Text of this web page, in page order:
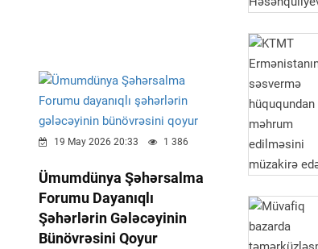
19 May 2026 20:33 1 386
Ümumdünya Şəhərsalma
Forumu Dayanıqlı
Şəhərlərin Gələcəyinin
Bünövrəsini Qoyur